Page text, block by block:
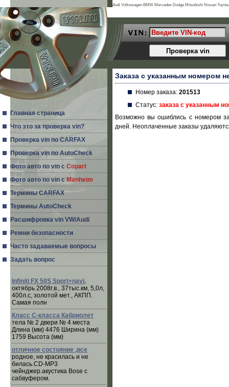
Главная страница
Что это за проверка vin?
Проверка vin по CARFAX
Проверка vin по AutoCheck
Фото авто по vin с Copart
Фото авто по vin с Manheim
Термины CARFAX
Термины AutoCheck
Расшифровка vin VW/Audi
Ремни безопасности
Часто задаваемые вопросы
Задать вопрос
Infiniti FX 50S Sport+navi,
октябрь 2008г.в., 37тыс.км, 5,0л,
400л.с, золотой мет., АКПП.
Самая полн
Класс C-класса Кабриолет
тела № 2 двери № 4 места
Длина (мм) 4476 Ширина (мм)
1759 Высота (мм)
отличное состояние ,все
родное, не красилась и не
билась.CD-MP3
чейнджер.акустика Bose с
сабвуфером.
Заказа с указанным номером
Номер заказа: 201513
Статус: заказа с указанным
Возможно вы ошиблись с номером
дней. Неоплаченные заказы
Audi Volkswagen BMW Mercedes Dodge Mitsubishi Nissan